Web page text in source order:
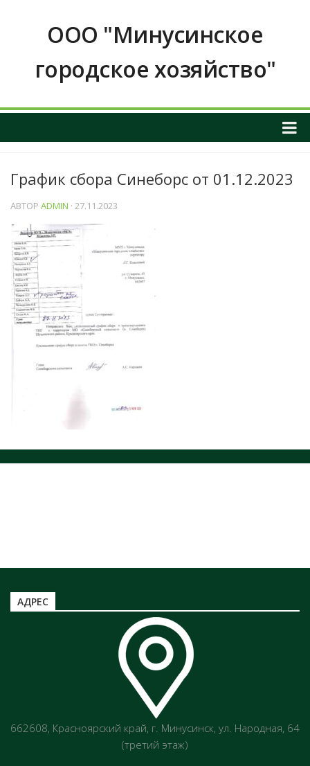
ООО "Минусинское
городское хозяйство"
ОБЩАЯ ИНФОРМАЦИЯ О ПРЕДПРИЯТИИ
График приема граждан
ИНФОРМАЦИЯ О РУКОВОДСТВЕ
РЕКВИЗИТЫ И КОНТАКТНЫЕ ДАННЫЕ
ПОЛОЖЕНИЕ О ЗАКУПКАХ
Услуги и тарифы
ЗАХОРОНЕНИЕ ОТХОДОВ
НОРМАТИВНЫЕ ДОКУМЕНТЫ
ЮРИДИЧЕСКИМ ЛИЦАМ
Информация по захоронению НКО
Информация по полигону ТБО г. Минусинск
График сбора Синеборс от 01.12.2023
АВТОР ADMIN · 27.11.2023
АДРЕС
662608, Красноярский край, г. Минусинск, ул. Народная, 64
(третий этаж)